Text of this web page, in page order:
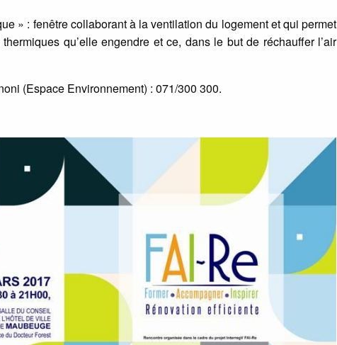
» : fenêtre collaborant à la ventilation du logement et qui permet
qu’elle engendre et ce, dans le but de réchauffer l’air
(Espace Environnement) : 071/300 300.